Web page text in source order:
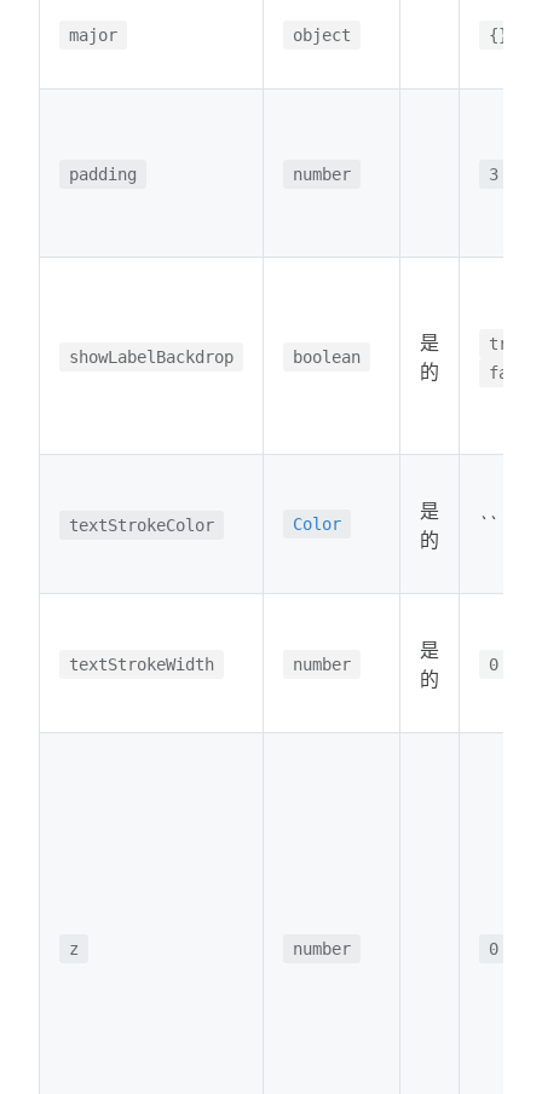
major object {}
padding number 3
showLabelBackdrop boolean
是
的
true
false
textStrokeColor Color
是
的
``
textStrokeWidth number
是
的
0
z number 0